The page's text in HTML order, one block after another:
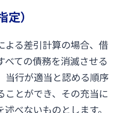
）
よる差引計算の場合、借
べての債務を消滅させる
当行が適当と認める順序
ことができ、その充当に
べないものとします。